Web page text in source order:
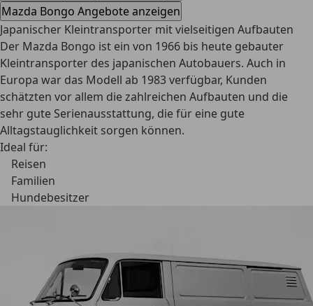
Mazda Bongo Angebote anzeigen
Japanischer Kleintransporter mit vielseitigen Aufbauten
Der Mazda Bongo ist ein von 1966 bis heute gebauter
Kleintransporter des japanischen Autobauers. Auch in
Europa war das Modell ab 1983 verfügbar, Kunden
schätzten vor allem die zahlreichen Aufbauten und die
sehr gute Serienausstattung, die für eine gute
Alltagstauglichkeit sorgen können.
Ideal für:
Reisen
Familien
Hundebesitzer